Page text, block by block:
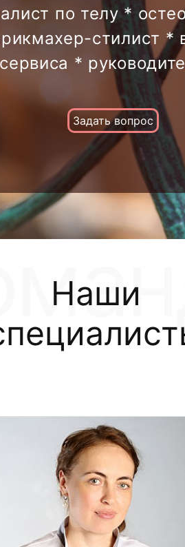
по телу *
стилист *
сервиса *
Задать вопрос
Наши